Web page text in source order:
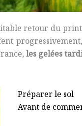
retour du
les gelées
Préparer le sol
Avant de